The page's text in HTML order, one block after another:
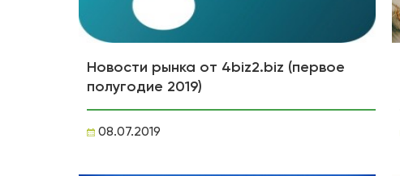
Новости рынка от 4biz2.biz (первое
полугодие 2019)
08.07.2019